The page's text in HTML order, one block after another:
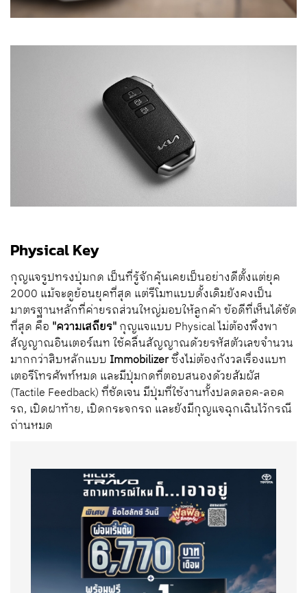
Physical Key
กุญแจรูปทรงปุ่มกด เป็นที่รู้จักคุ้นเคยเป็นอย่างดีตั้งแต่ยุค
2000 แม้จะดูย้อนยุคที่สุด แต่รีโมทแบบดั้งเดิมยังคงเป็น
มาตรฐานหลักที่ค่ายรถส่วนใหญ่มอบให้ลูกค้า ข้อดีที่เห็นได้ชัด
ที่สุด คือ "ความเสถียร"กุญแจแบบ Physical ไม่ต้องพึ่งพา
สัญญาณอินเตอร์เนท ใช้คลื่นสัญญาณด้วยรหัสตัวเลขจำนวน
มากกว่าสิบหลักแบบ Immobilizerซึ่งไม่ต้องกังวลเรื่องแบท
เตอรีโทรศัพท์หมด และมีปุ่มกดที่ตอบสนองด้วยสัมผัส
(Tactile Feedback) ที่ชัดเจน มีปุ่มที่ใช้งานทั้งปลดลอค-ลอค
รถ, เปิดฝาท้าย, เปิดกระจกรถ และยังมีกุญแจฉุกเฉินไว้กรณี
ถ่านหมด